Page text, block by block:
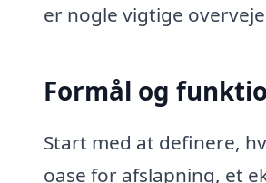
er nogle vigtige
Formål og
Start med at definere,
oase for afslapning, et